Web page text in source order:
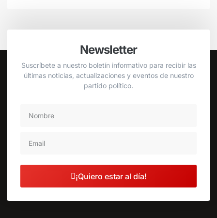
Newsletter
Suscríbete a nuestro boletín informativo para recibir las
últimas noticias, actualizaciones y eventos de nuestro
partido político.
¡Quiero estar al día!